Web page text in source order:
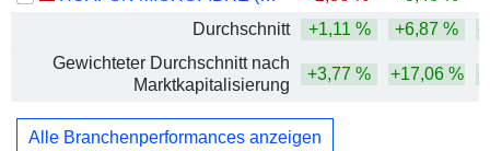
Durchschnitt
+1,11 % +6,87 %
Gewichteter Durchschnitt nach
Marktkapitalisierung
+3,77 % +17,06 %
Alle Branchenperformances anzeigen